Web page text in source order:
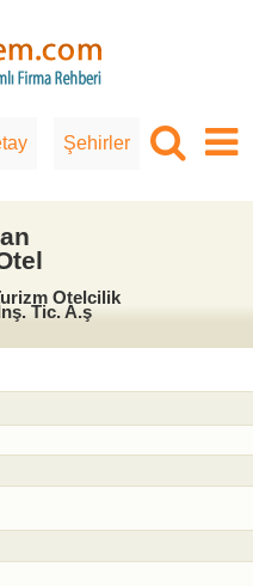
Şehirler
Otelcilik
Tic. A.ş